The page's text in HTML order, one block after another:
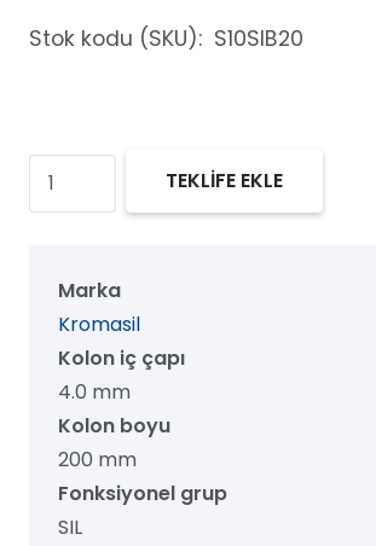
Stok kodu (SKU): S10SIB20
Kromasil
60
Kolon,
µm,
mm
TEKLİFE EKLE
Marka
Kromasil
Kolon iç çapı
4.0 mm
Kolon boyu
200 mm
Fonksiyonel grup
SIL